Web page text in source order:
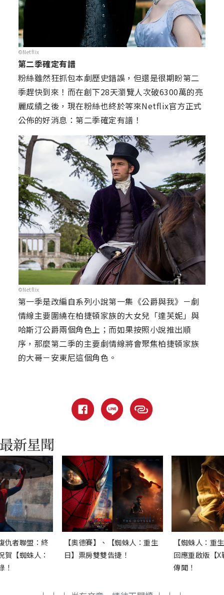
©Netflix
第二季確定有譜
粉絲雖然狂抓包本劇歷史錯誤，但還是很期盼第二
季趕快到來！而在創下28天瀏覽人次破6300萬的亮
麗成績之後，現在粉絲也終於等來Netflix官方正式
公佈的好消息：第二季確定有譜！
©Netflix
第一季是改編自系列小說第一集《公爵與我》－劇
情線主要圍繞在柏捷頓家族的大女兒「達芙妮」與
哈斯汀公爵兩個角色上；而如果按照小說推出順
序，那麼第二季的主要劇情線將會聚焦柏捷頓家族
的大哥－安東尼這個角色。
仇者聯盟：終
賀【蜘蛛人：
！
【奧德賽】、【蜘蛛人：重生
日】票房雙雙告捷！
【蜘蛛人：重
回應重啟版【
傳聞！